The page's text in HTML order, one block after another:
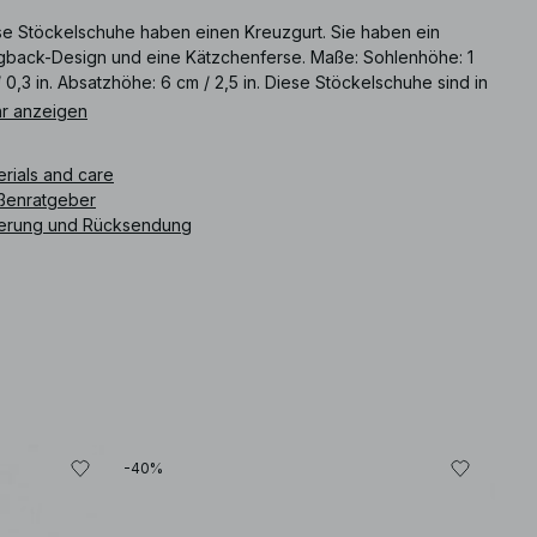
Stöckelschuhe haben einen Kreuzgurt. Sie haben ein
Design und eine Kätzchenferse. Maße: Sohlenhöhe: 1
0,3 in. Absatzhöhe: 6 cm / 2,5 in. Diese Stöckelschuhe sind in
erhältlich.
anzeigen
and care
und Rücksendung
-40%